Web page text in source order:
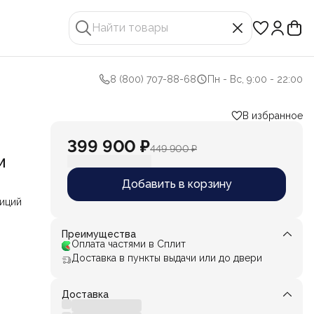
8 (800) 707-88-68 Пн - Вс, 9:00 - 22:00
В избранное
399 900 ₽449 900 ₽
Добавить в корзину
Преимущества
Оплата частями в Сплит
Доставка в пункты выдачи или до двери
Доставка